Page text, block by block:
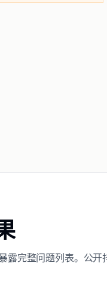
露完整问题列表。公